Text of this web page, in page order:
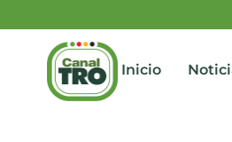
Inicio